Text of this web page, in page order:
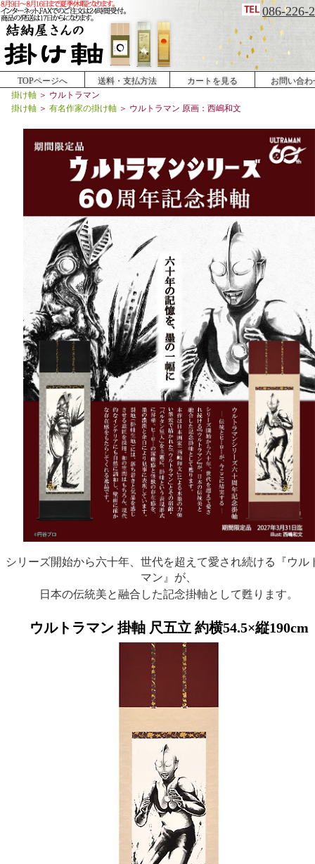
086-226-
TOPページへ 送料・支払方法 カートを見る
お問い合わ
掛け軸 ＞ ウルトラマン
掛け軸 ＞ 有名作家の掛け軸 ＞ ウルトラマン 原画：西嶋和文
シリーズ開始から六十年、世代を超えて愛され続ける『ウル
マン』が、
日本の伝統美と融合した記念掛軸として甦ります。
ウルトラマン 掛軸 尺五立 約横54.5×縦190cm